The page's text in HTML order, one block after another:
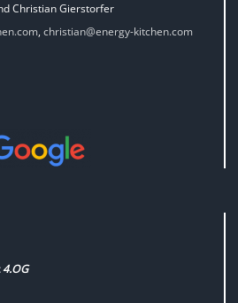
Christian Gierstorfer
, christian@energy-kitchen.com
4.OG